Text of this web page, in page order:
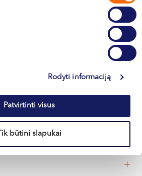
Rodyti informaciją
Patvirtinti visus
Tik būtini slapukai